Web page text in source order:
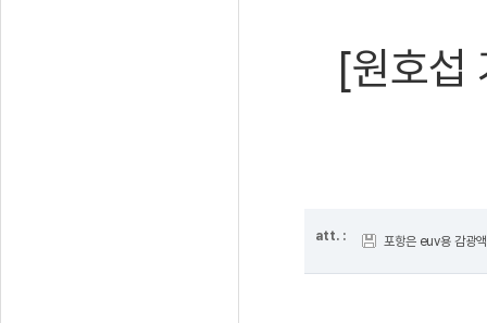
[원호섭
att. : 포항은 euv용 감광